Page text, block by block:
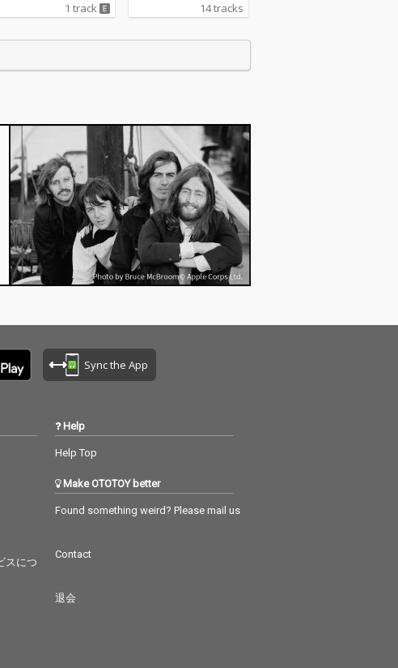
1 track 14 tracks
Sync the App
スにつ
Help
Help Top
Make OTOTOY better
Found something weird? Please mail us
Contact
退会